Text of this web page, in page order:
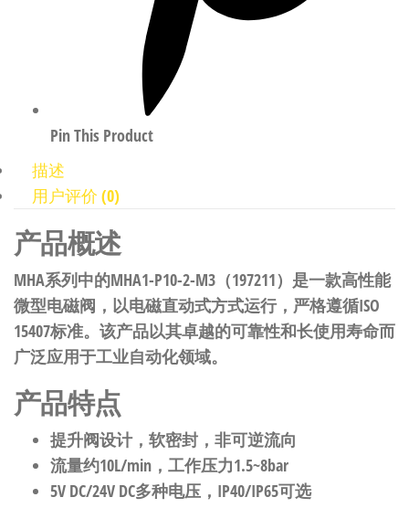
Pin This Product
描述
用户评价 (0)
产品概述
MHA系列中的MHA1-P10-2-M3（197211）是一款高性能
微型电磁阀，以电磁直动式方式运行，严格遵循ISO
15407标准。该产品以其卓越的可靠性和长使用寿命而
广泛应用于工业自动化领域。
产品特点
提升阀设计，软密封，非可逆流向
流量约10L/min，工作压力1.5~8bar
5V DC/24V DC多种电压，IP40/IP65可选